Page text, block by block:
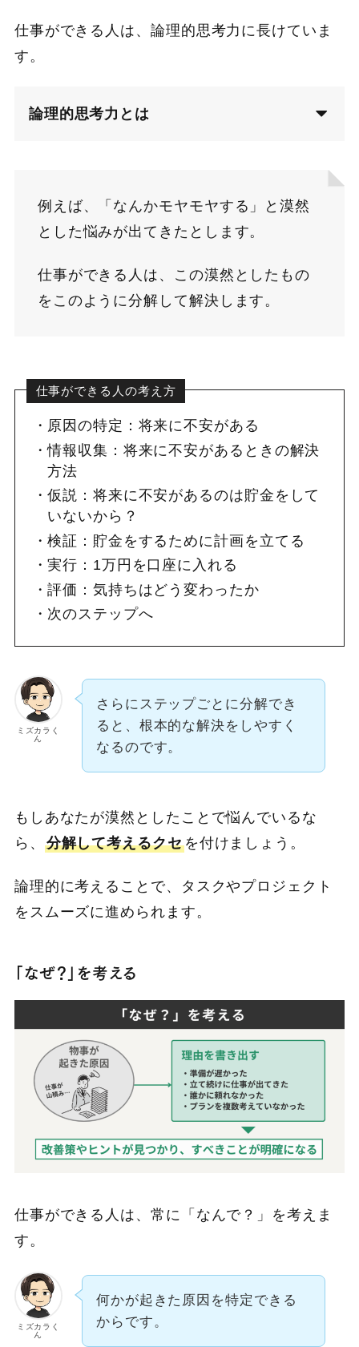
仕事ができる人は、論理的思考力に長けていま
す。
論理的思考力とは
例えば、「なんかモヤモヤする」と漠然
とした悩みが出てきたとします。
仕事ができる人は、この漠然としたもの
をこのように分解して解決します。
仕事ができる人の考え方
原因の特定：将来に不安がある
情報収集：将来に不安があるときの解決
方法
仮説：将来に不安があるのは貯金をして
いないから？
検証：貯金をするために計画を立てる
実行：1万円を口座に入れる
評価：気持ちはどう変わったか
次のステップへ
ミズカラく
ん
さらにステップごとに分解でき
ると、根本的な解決をしやすく
なるのです。
もしあなたが漠然としたことで悩んでいるな
ら、 分解して考えるクセを付けましょう。
論理的に考えることで、タスクやプロジェクト
をスムーズに進められます。
「なぜ？」を考える
仕事ができる人は、常に「なんで？」を考えま
す。
ミズカラく
ん
何かが起きた原因を特定できる
からです。